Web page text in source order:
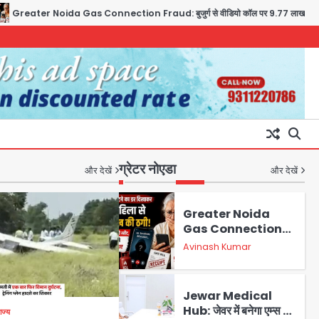
Noida Gas Connection Fraud: बुजुर्ग से वीडियो कॉल पर 9.77 लाख की साइबर फ्रॉड
और देखें ग्रेटर नोएडा और देखें
Greater Noida
Gas Connection
Fraud: बुजुर्ग से वीडियो
साइबर फ्रॉड
Avinash Kumar
Jewar Medical
Hub: जेवर में बनेगा एम्स से